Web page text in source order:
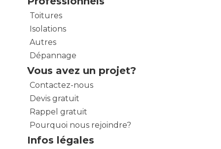
Toitures
Isolations
Autres
Dépannage
Vous avez un projet?
Contactez-nous
Devis gratuit
Rappel gratuit
Pourquoi nous rejoindre?
Infos légales